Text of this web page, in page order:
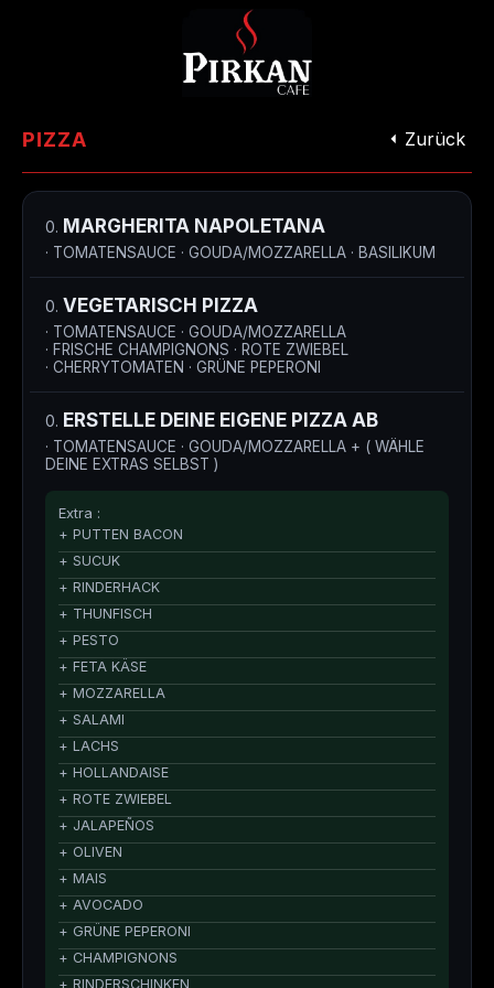
PIZZA Zurück
0. MARGHERITA NAPOLETANA
· TOMATENSAUCE · GOUDA/MOZZARELLA · BASILIKUM
0. VEGETARISCH PIZZA
· TOMATENSAUCE · GOUDA/MOZZARELLA
· FRISCHE CHAMPIGNONS · ROTE ZWIEBEL
· CHERRYTOMATEN · GRÜNE PEPERONI
0. ERSTELLE DEINE EIGENE PIZZA AB
· TOMATENSAUCE · GOUDA/MOZZARELLA + ( WÄHLE
DEINE EXTRAS SELBST )
Extra :
+ PUTTEN BACON
+ SUCUK
+ RINDERHACK
+ THUNFISCH
+ PESTO
+ FETA KÄSE
+ MOZZARELLA
+ SALAMI
+ LACHS
+ HOLLANDAISE
+ ROTE ZWIEBEL
+ JALAPEÑOS
+ OLIVEN
+ MAIS
+ AVOCADO
+ GRÜNE PEPERONI
+ CHAMPIGNONS
+ RINDERSCHINKEN